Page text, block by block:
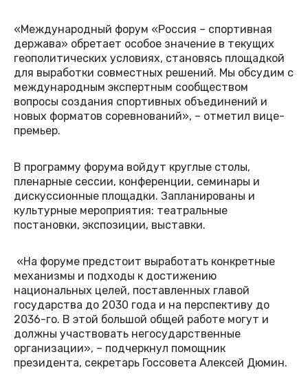
«Международный форум «Россия – спортивная
держава» обретает особое значение в текущих
геополитических условиях, становясь площадкой
для выработки совместных решений. Мы обсудим с
международным экспертным сообществом
вопросы создания спортивных объединений и
новых форматов соревнований», – отметил вице-
премьер.
В программу форума войдут круглые столы,
пленарные сессии, конференции, семинары и
дискуссионные площадки. Запланированы и
культурные мероприятия: театральные
постановки, экспозиции, выставки.
«На форуме предстоит выработать конкретные
механизмы и подходы к достижению
национальных целей, поставленных главой
государства до 2030 года и на перспективу до
2036-го. В этой большой общей работе могут и
должны участвовать негосударственные
организации», – подчеркнул помощник
президента, секретарь Госсовета Алексей Дюмин.